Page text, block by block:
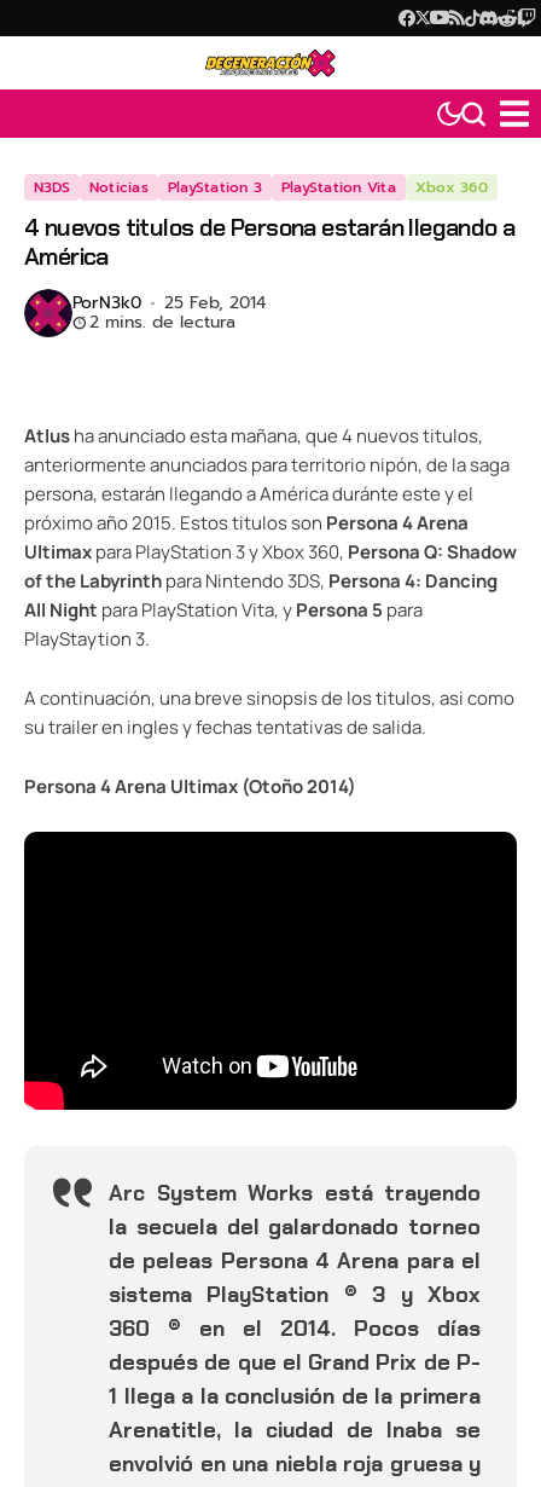
N3DS Noticias PlayStation 3 PlayStation Vita Xbox 360
4 nuevos titulos de Persona estarán llegando a
América
PorN3k0 25 Feb, 2014
2 mins. de lectura
Atlusha anunciado esta mañana, que 4 nuevos titulos,
anteriormente anunciados para territorio nipón, de la saga
persona, estarán llegando a América duránte este y el
próximo año 2015. Estos titulos son Persona 4 Arena
Ultimaxpara PlayStation 3 y Xbox 360, Persona Q: Shadow
of the Labyrinthpara Nintendo 3DS, Persona 4: Dancing
All Night para PlayStation Vita, yPersona 5 para
PlayStaytion 3.
A continuación, una breve sinopsis de los titulos, asi como
su trailer en ingles y fechas tentativas de salida.
Persona 4 Arena Ultimax (Otoño 2014)
Arc System Works está trayendo
la secuela del galardonado torneo
de peleas Persona 4 Arena para el
sistema PlayStation ® 3 y Xbox
360 ® en el 2014. Pocos días
después de que el Grand Prix de P-
1 llega a la conclusión de la primera
Arenatitle, la ciudad de Inaba se
envolvió en una niebla roja gruesa y